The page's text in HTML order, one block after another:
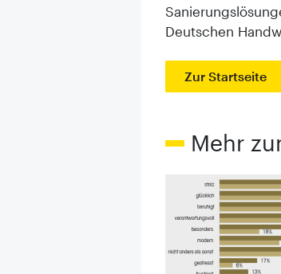
Deutschen
Zur Startseite
Mehr